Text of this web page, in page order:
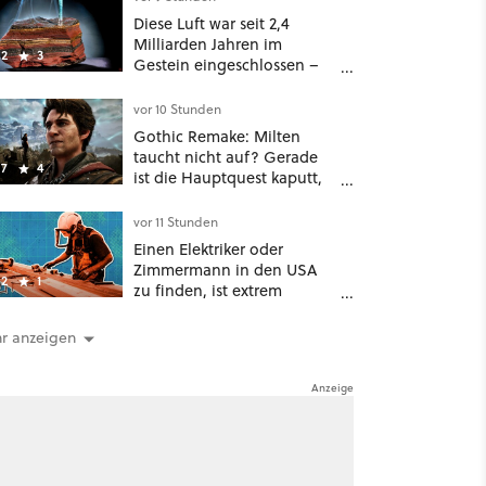
3
Diese Luft war seit 2,4
Milliarden Jahren im
Gestein eingeschlossen –
4
vor 10 Stunden
Gothic Remake: Milten
taucht nicht auf? Gerade
ist die Hauptquest kaputt,
1
vor 11 Stunden
Einen Elektriker oder
Zimmermann in den USA
zu finden, ist extrem
anzeigen